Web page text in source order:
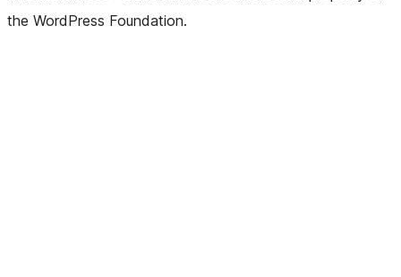
the WordPress Foundation.